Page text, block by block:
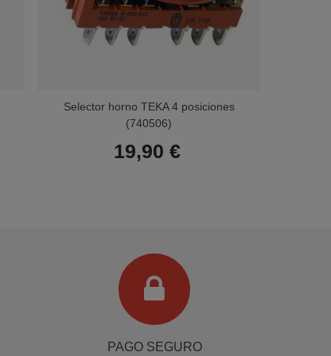
Selector horno TEKA 4 posiciones
(740506)
19,90 €
PAGO SEGURO
Terminal de consulta
○ Motor activo -
Selector horno TEKA 9 posiciones